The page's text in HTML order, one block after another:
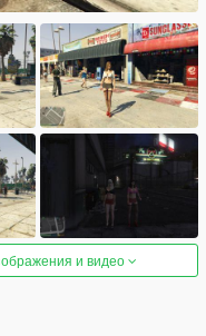
и видео